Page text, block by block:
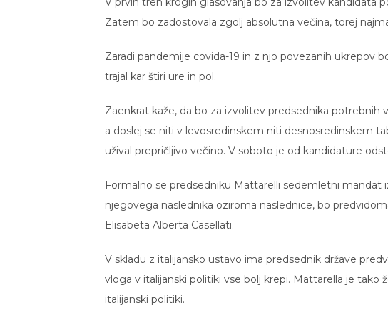
Zatem bo zadostovala zgolj absolutna večina, torej
Zaradi pandemije covida-19 in z njo povezanih ukrepov
trajal kar štiri ure in pol.
Zaenkrat kaže, da bo za izvolitev predsednika
a doslej se niti v levosredinskem niti desnosredinskem
užival prepričljivo večino. V soboto je od kandidature
Formalno se predsedniku Mattarelli sedemletni mandat
njegovega naslednika oziroma naslednice, bo
Elisabeta Alberta Casellati.
V skladu z italijansko ustavo ima predsednik države
vloga v italijanski politiki vse bolj krepi. Mattarella je tako
italijanski politiki.